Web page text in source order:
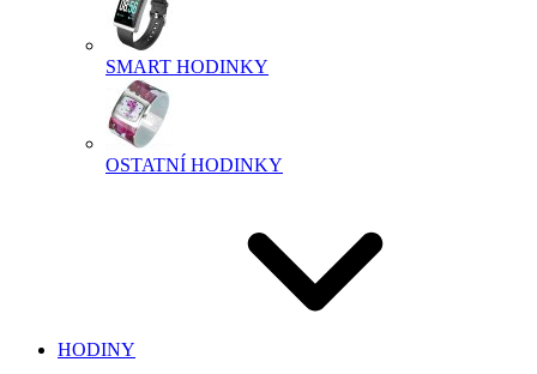
SMART HODINKY
OSTATNÍ HODINKY
HODINY